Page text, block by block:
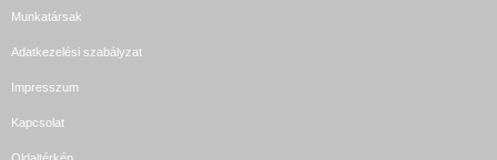
Munkatársak
Adatkezelési szabályzat
Impresszum
Kapcsolat